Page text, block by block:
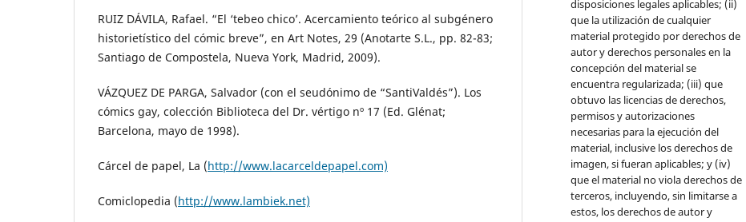
RUIZ DÁVILA, Rafael. “El ‘tebeo chico’. Acercamiento teórico al subgénero
historietístico del cómic breve”, en Art Notes, 29 (Anotarte S.L., pp. 82-83;
Santiago de Compostela, Nueva York, Madrid, 2009).
VÁZQUEZ DE PARGA, Salvador (con el seudónimo de “SantiValdés”). Los
cómics gay, colección Biblioteca del Dr. vértigo nº 17 (Ed. Glénat;
Barcelona, mayo de 1998).
Cárcel de papel, La (http://www.lacarceldepapel.com)
Comiclopedia (http://www.lambiek.net)
disposiciones legales aplicables; (ii)
que la utilización de cualquier
material protegido por derechos de
autor y derechos personales en la
concepción del material se
encuentra regularizada; (iii) que
obtuvo las licencias de derechos,
permisos y autorizaciones
necesarias para la ejecución del
material, inclusive los derechos de
imagen, si fueran aplicables; y (iv)
que el material no viola derechos de
terceros, incluyendo, sin limitarse a
estos, los derechos de autor y